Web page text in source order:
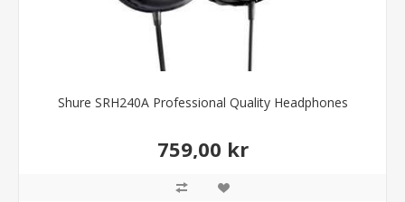
Shure SRH240A Professional Quality Headphones
759,00 kr